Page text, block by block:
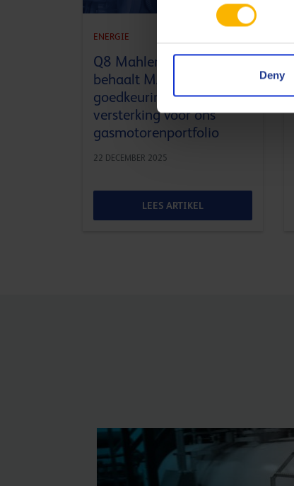
Deny
ENERGIE
Q8 Mahler GR5 SAE 40
behaalt MAN M 3271-5
goedkeuring: een
versterking voor ons
gasmotorenportfolio
22 DECEMBER 2025
LEES ARTIKEL